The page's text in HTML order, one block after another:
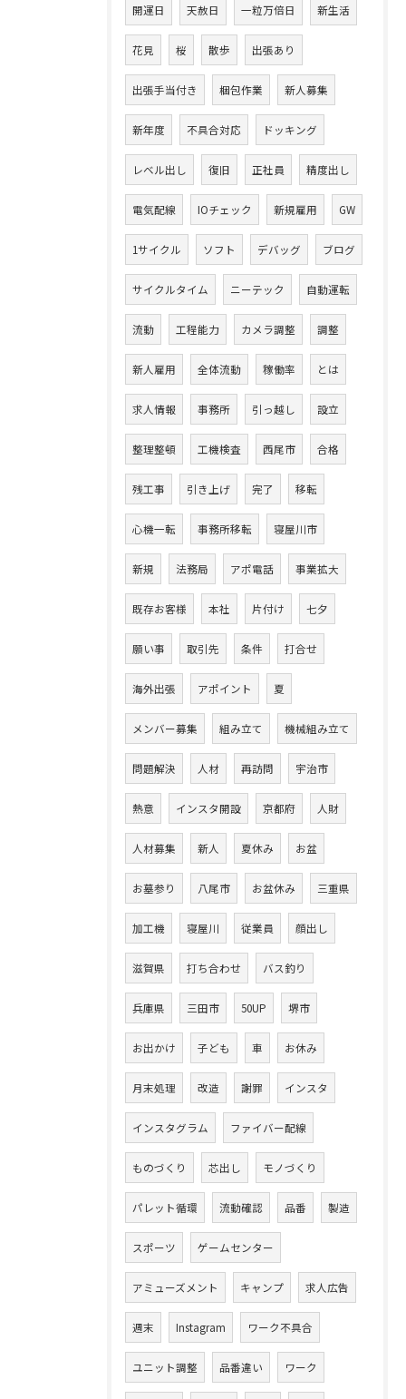
開運日 天赦日 一粒万倍日 新生活
花見 桜 散歩 出張あり
出張手当付き 梱包作業 新人募集
新年度 不具合対応 ドッキング
レベル出し 復旧 正社員 精度出し
電気配線 IOチェック 新規雇用 GW
1サイクル ソフト デバッグ ブログ
サイクルタイム ニーテック 自動運転
流動 工程能力 カメラ調整 調整
新人雇用 全体流動 稼働率 とは
求人情報 事務所 引っ越し 設立
整理整頓 工機検査 西尾市 合格
残工事 引き上げ 完了 移転
心機一転 事務所移転 寝屋川市
新規 法務局 アポ電話 事業拡大
既存お客様 本社 片付け 七夕
願い事 取引先 条件 打合せ
海外出張 アポイント 夏
メンバー募集 組み立て 機械組み立て
問題解決 人材 再訪問 宇治市
熱意 インスタ開設 京都府 人財
人材募集 新人 夏休み お盆
お墓参り 八尾市 お盆休み 三重県
加工機 寝屋川 従業員 顔出し
滋賀県 打ち合わせ バス釣り
兵庫県 三田市 50UP 堺市
お出かけ 子ども 車 お休み
月末処理 改造 謝罪 インスタ
インスタグラム ファイバー配線
ものづくり 芯出し モノづくり
パレット循環 流動確認 品番 製造
スポーツ ゲームセンター
アミューズメント キャンプ 求人広告
週末 Instagram ワーク不具合
ユニット調整 品番違い ワーク